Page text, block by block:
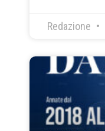
Redazione